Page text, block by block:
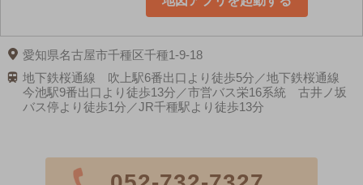
愛知県名古屋市千種区千種1-9-18
地下鉄桜通線 吹上駅6番出口より徒歩5分／地下鉄桜通線
今池駅9番出口より徒歩13分／市営バス栄16系統 古井ノ坂
バス停より徒歩1分／JR千種駅より徒歩13分